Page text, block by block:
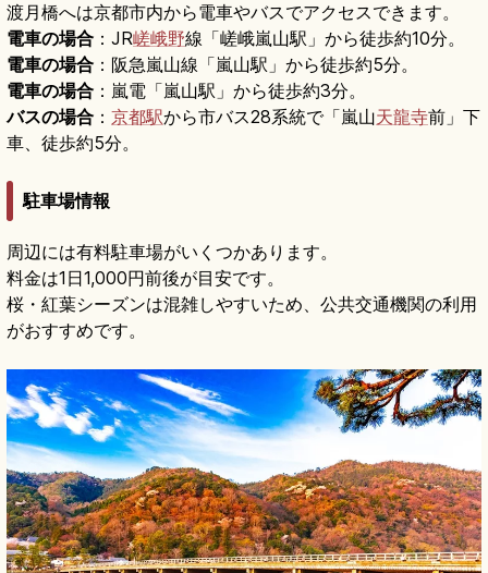
渡月橋へは京都市内から電車やバスでアクセスできます。
電車の場合 ：JR嵯峨野線「嵯峨嵐山駅」から徒歩約10分。
電車の場合 ：阪急嵐山線「嵐山駅」から徒歩約5分。
電車の場合 ：嵐電「嵐山駅」から徒歩約3分。
バスの場合 ： 京都駅から市バス28系統で「嵐山天龍寺前」下
車、徒歩約5分。
駐車場情報
周辺には有料駐車場がいくつかあります。
料金は1日1,000円前後が目安です。
桜・紅葉シーズンは混雑しやすいため、公共交通機関の利用
がおすすめです。